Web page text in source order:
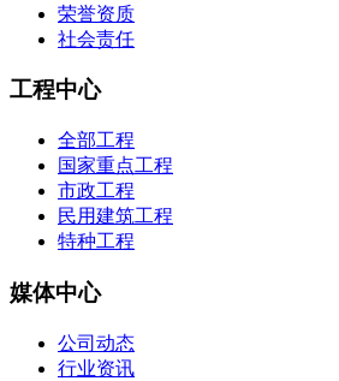
荣誉资质
社会责任
工程中心
全部工程
国家重点工程
市政工程
民用建筑工程
特种工程
媒体中心
公司动态
行业资讯